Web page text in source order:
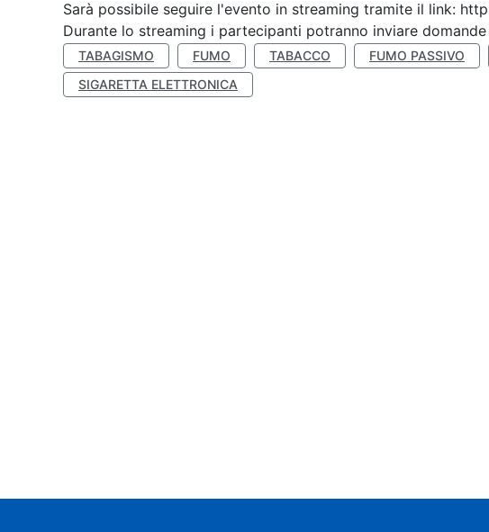
Sarà possibile seguire l'evento in streaming tramite il link:
Durante lo streaming i partecipanti potranno inviare
TABAGISMO FUMO TABACCO
FUMO PASSIVO
SIGARETTA ELETTRONICA